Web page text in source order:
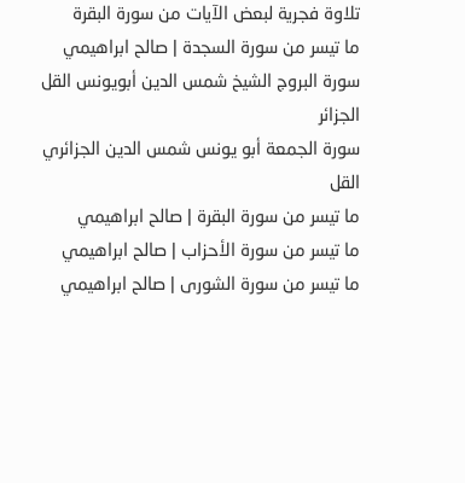
تلاوة فجرية لبعض الآيات من سورة البقرة
ما تيسر من سورة السجدة | صالح ابراهيمي
سورة البروج الشيخ شمس الدين أبويونس القل
الجزائر
سورة الجمعة أبو يونس شمس الدين الجزائري
القل
ما تيسر من سورة البقرة | صالح ابراهيمي
ما تيسر من سورة الأحزاب | صالح ابراهيمي
ما تيسر من سورة الشورى | صالح ابراهيمي